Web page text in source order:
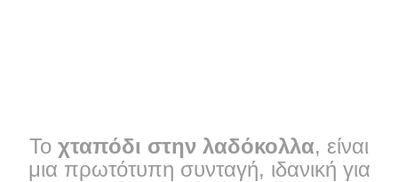
Το χταπόδι στην λαδόκολλα, είναι
μια πρωτότυπη συνταγή, ιδανική για